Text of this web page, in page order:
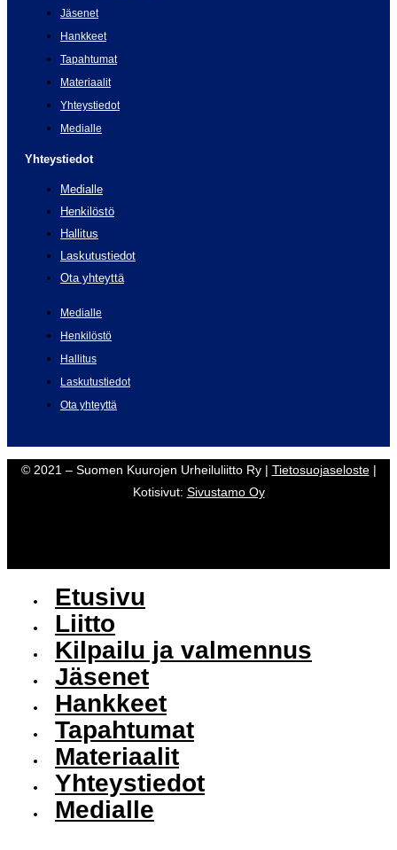
Jäsenet
Hankkeet
Tapahtumat
Materiaalit
Yhteystiedot
Medialle
Yhteystiedot
Medialle
Henkilöstö
Hallitus
Laskutustiedot
Ota yhteyttä
Medialle
Henkilöstö
Hallitus
Laskutustiedot
Ota yhteyttä
© 2021 – Suomen Kuurojen Urheiluliitto Ry | Tietosuojaseloste|
Kotisivut: Sivustamo Oy
Etusivu
Liitto
Kilpailu ja valmennus
Jäsenet
Hankkeet
Tapahtumat
Materiaalit
Yhteystiedot
Medialle